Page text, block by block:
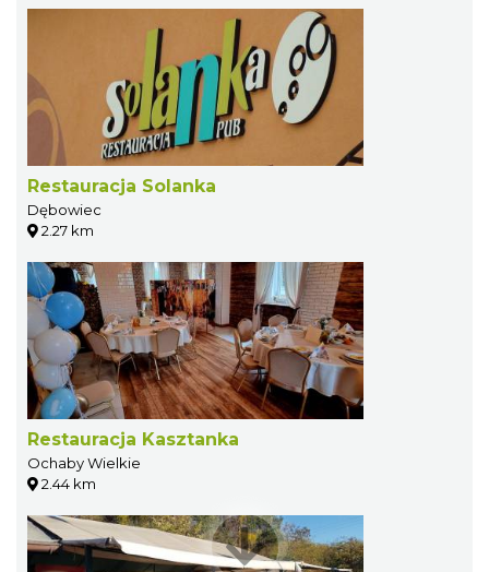
Restauracja Solanka
Dębowiec
2.27 km
Restauracja Kasztanka
Ochaby Wielkie
2.44 km